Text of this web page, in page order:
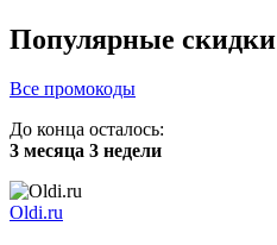
Популярные скидки
Все промокоды
До конца осталось:
3 месяца 3 недели
Oldi.ru